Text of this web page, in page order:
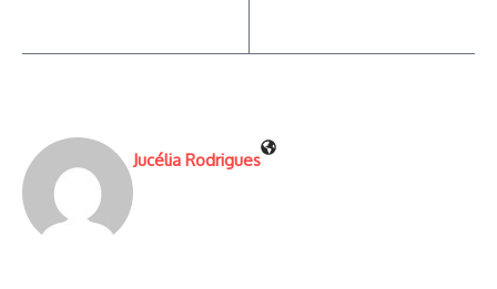
Jucélia Rodrigues